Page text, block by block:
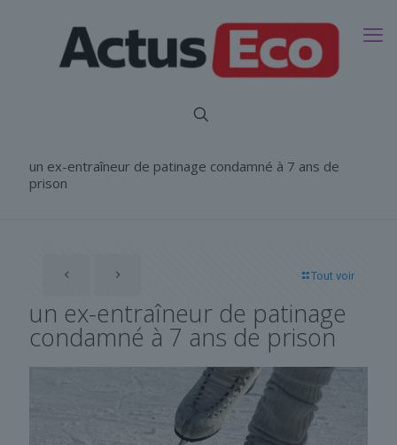
un ex-entraîneur de patinage condamné à 7 ans de
prison
Tout voir
un ex-entraîneur de patinage
condamné à 7 ans de prison